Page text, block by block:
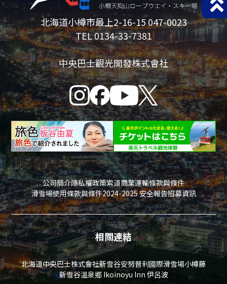
北海道小樽市最上2-16-15 047-0023
TEL 0134-33-7381
中央巴士觀光開發株式會社
公司簡介隱私權政策索道商業運輸條款與條件
滑雪場使用條款與條件2024-2025 安全報告招募資訊
相關連結
北海道中央巴士株式會社新雪谷安努普利國際滑雪場小樽藤
新雪谷溫泉鄉 Ikoinoyu Inn 伊呂波